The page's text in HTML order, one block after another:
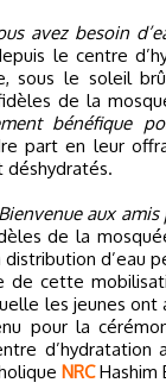
avez besoin
le centre
sous le soleil
de la
bénéfique
part en leur
déshydratés.
aux amis
de la
d’eau
de cette
les jeunes ont
pour la
NRCHashim